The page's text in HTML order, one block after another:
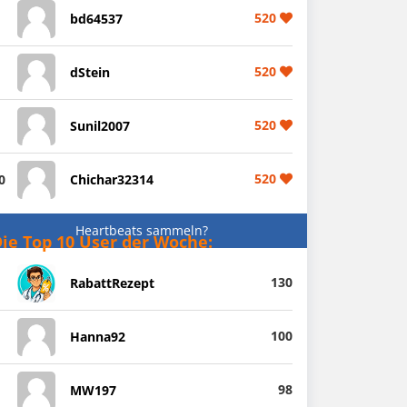
bd64537 520
dStein 520
Sunil2007 520
Chichar32314 520
Heartbeats sammeln?
Top 10 User der Woche:
RabattRezept 130
Hanna92 100
MW197 98